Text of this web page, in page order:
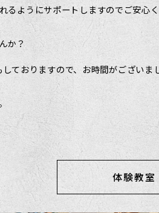
るようにサポートしますのでご安心
か？
ておりますので、お時間がございま
体験教